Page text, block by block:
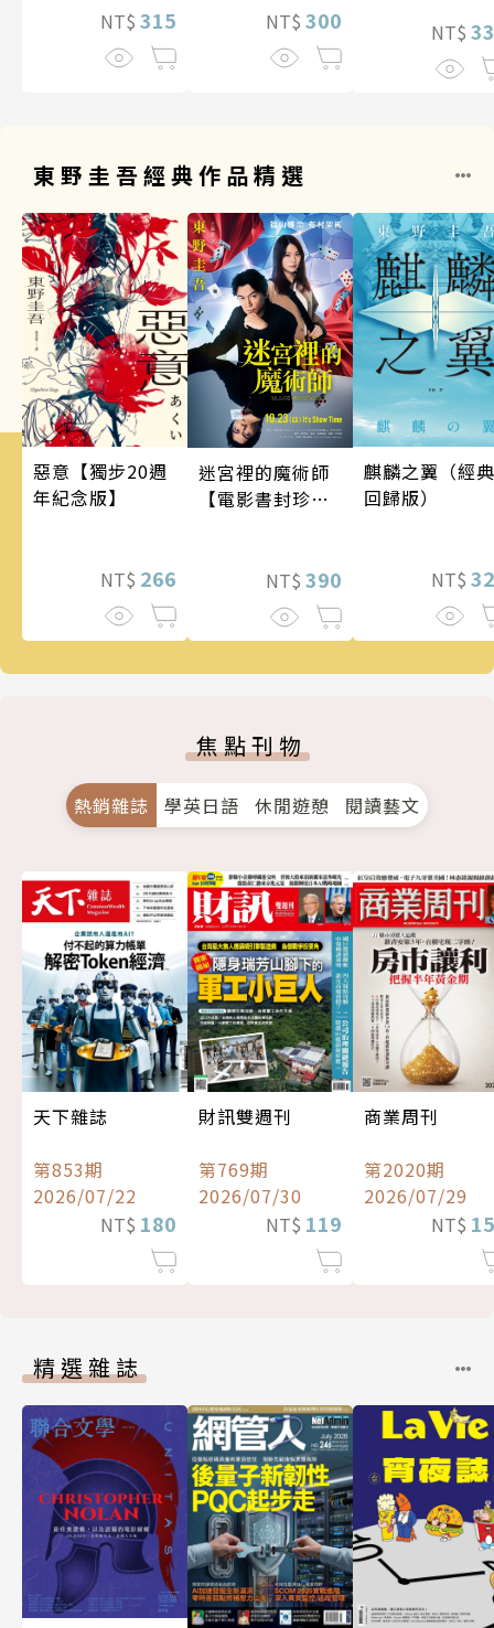
NT$ 315 NT$ 300 NT$
東野圭吾經典作品精選
惡意【獨步20週
年紀念版】
NT$ 266
迷宮裡的魔術師
【電影書封珍藏
NT$ 390
麒麟之翼（經典
回歸版）
NT$
焦點刊物
熱銷雜誌 學英日語 休閒遊憩 閱讀藝文
天下雜誌
第853期
2026/07/22
NT$ 180
財訊雙週刊
第769期
2026/07/30
NT$ 119
商業周刊
第2020期
2026/07/29
NT$
精選雜誌